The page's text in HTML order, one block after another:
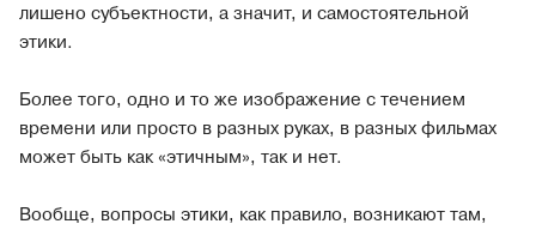
лишено субъектности, а значит, и самостоятельной
этики.
Более того, одно и то же изображение с течением
времени или просто в разных руках, в разных фильмах
может быть как «этичным», так и нет.
Вообще, вопросы этики, как правило, возникают там,